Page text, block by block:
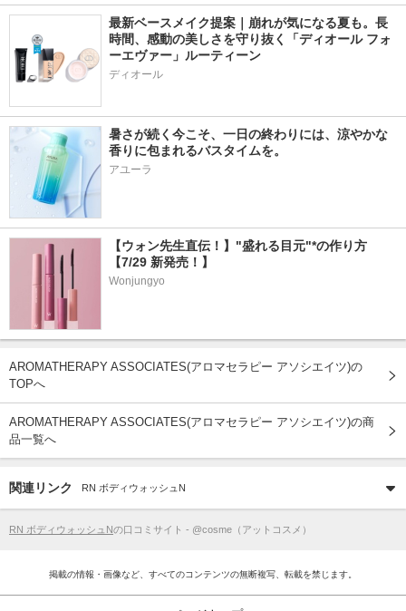
最新ベースメイク提案｜崩れが気になる夏も。長
時間、感動の美しさを守り抜く「ディオール フォ
ーエヴァー」ルーティーン
ディオール
暑さが続く今こそ、一日の終わりには、涼やかな
香りに包まれるバスタイムを。
アユーラ
【ウォン先生直伝！】"盛れる目元"*の作り方
【7/29 新発売！】
Wonjungyo
AROMATHERAPY ASSOCIATES(アロマセラピー アソシエイツ)の
TOPへ
AROMATHERAPY ASSOCIATES(アロマセラピー アソシエイツ)の商
品一覧へ
関連リンク RN ボディウォッシュN
RN ボディウォッシュNの口コミサイト - @cosme（アットコスメ）
掲載の情報・画像など、すべてのコンテンツの無断複写、転載を禁じます。